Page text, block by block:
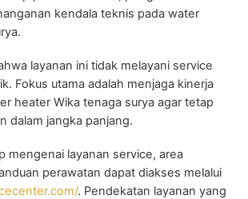
kendala teknis pada water
layanan ini tidak melayani service
Fokus utama adalah menjaga kinerja
heater Wika tenaga surya agar tetap
dalam jangka panjang.
mengenai layanan service, area
perawatan dapat diakses melalui
. Pendekatan layanan yang